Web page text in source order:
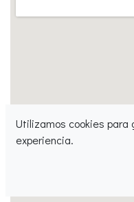
Utilizamos cookies para
experiencia.